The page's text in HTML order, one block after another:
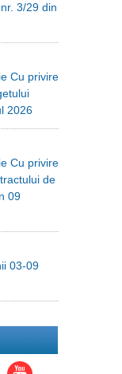
3/29 din
Cu privire
2026
Cu privire
de
09
03-09